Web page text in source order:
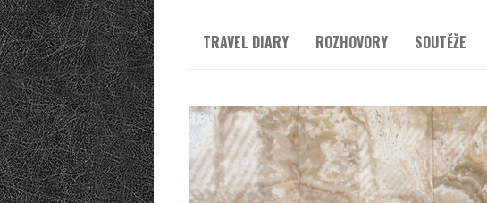
TRAVEL DIARY ROZHOVORY SOUTĚŽE